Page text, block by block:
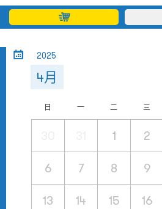
EN
2025
4月
日 一 二 三
1 2
6 7 8 9
13 14 15 16